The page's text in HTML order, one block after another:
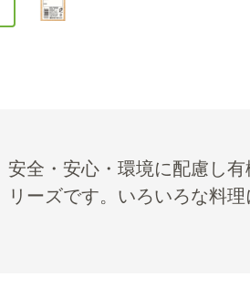
安全・安心・環境に配慮し
リーズです。いろいろな料